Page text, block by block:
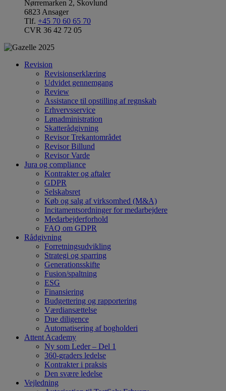
Nørremarken 2, Skovlund
6823 Ansager
Tlf. +45 70 60 65 70
CVR 36 42 72 05
Revision
Revisionserklæring
Udvidet gennemgang
Review
Assistance til opstilling af regnskab
Erhvervsservice
Lønadministration
Skatterådgivning
Revisor Trekantområdet
Revisor Billund
Revisor Varde
Jura og compliance
Kontrakter og aftaler
GDPR
Selskabsret
Køb og salg af virksomhed (M&A)
Incitamentsordninger for medarbejdere
Medarbejderforhold
FAQ om GDPR
Rådgivning
Forretningsudvikling
Strategi og sparring
Generationsskifte
Fusion/spaltning
ESG
Finansiering
Budgettering og rapportering
Værdiansættelse
Due diligence
Automatisering af bogholderi
Attent Academy
Ny som Leder – Del 1
360-graders ledelse
Kontrakter i praksis
Den svære ledelse
Vejledning